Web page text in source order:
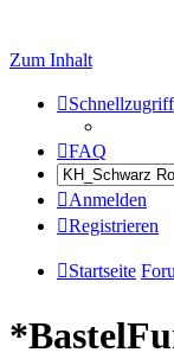
Zum Inhalt
Schnellzugriff
FAQ
Anmelden
Registrieren
Startseite